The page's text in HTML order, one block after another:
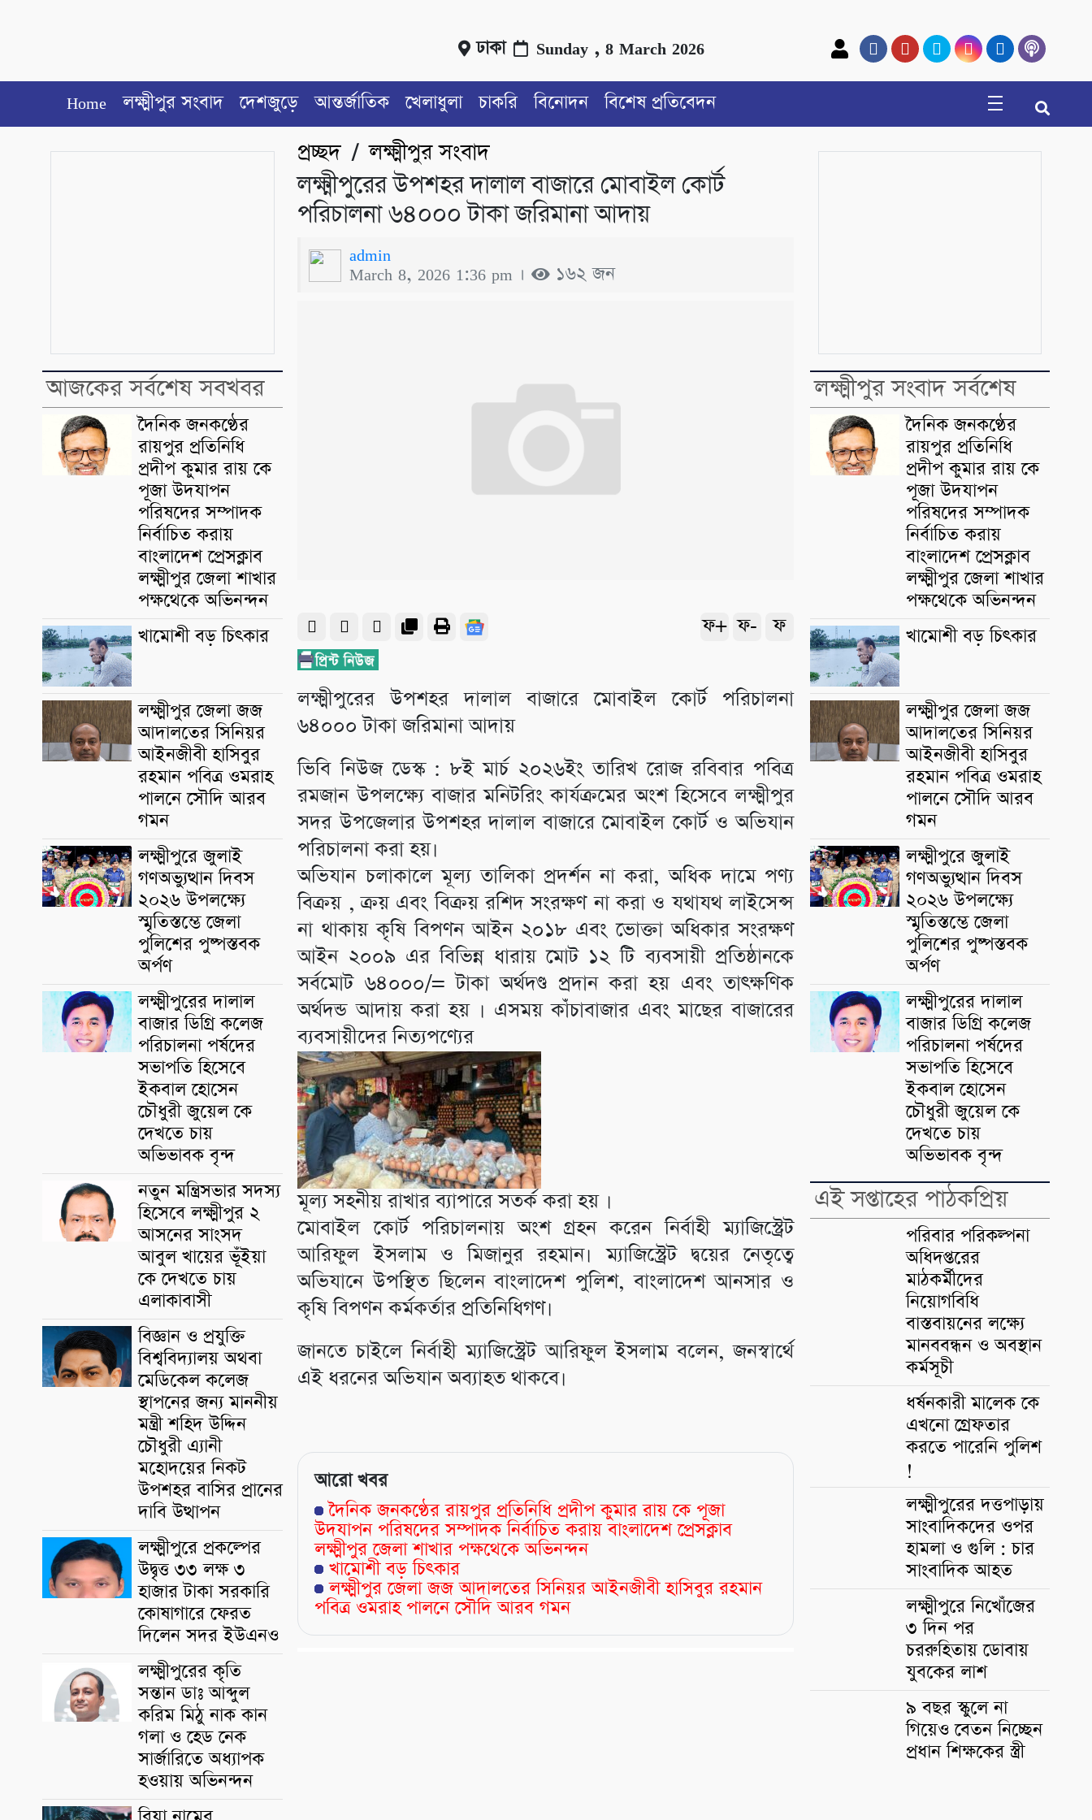
ঢাকা Sunday , 8 March 2026
Home লক্ষ্মীপুর সংবাদ দেশজুড়ে আন্তর্জাতিক খেলাধুলা চাকরি বিনোদন বিশেষ প্রতিবেদন
আজকের সর্বশেষ সবখবর
দৈনিক জনকণ্ঠের
রায়পুর প্রতিনিধি
প্রদীপ কুমার রায় কে
পূজা উদযাপন
পরিষদের সম্পাদক
নির্বাচিত করায়
বাংলাদেশ প্রেসক্লাব
লক্ষ্মীপুর জেলা শাখার
পক্ষথেকে অভিনন্দন
খামোশী বড় চিৎকার
লক্ষ্মীপুর জেলা জজ
আদালতের সিনিয়র
আইনজীবী হাসিবুর
রহমান পবিত্র ওমরাহ
পালনে সৌদি আরব
গমন
লক্ষ্মীপুরে জুলাই
গণঅভ্যুত্থান দিবস
২০২৬ উপলক্ষ্যে
স্মৃতিস্তম্ভে জেলা
পুলিশের পুষ্পস্তবক
অর্পণ
লক্ষ্মীপুরের দালাল
বাজার ডিগ্রি কলেজ
পরিচালনা পর্ষদের
সভাপতি হিসেবে
ইকবাল হোসেন
চৌধুরী জুয়েল কে
দেখতে চায়
অভিভাবক বৃন্দ
নতুন মন্ত্রিসভার সদস্য
হিসেবে লক্ষ্মীপুর ২
আসনের সাংসদ
আবুল খায়ের ভূঁইয়া
কে দেখতে চায়
এলাকাবাসী
বিজ্ঞান ও প্রযুক্তি
বিশ্ববিদ্যালয় অথবা
মেডিকেল কলেজ
স্থাপনের জন্য মাননীয়
মন্ত্রী শহিদ উদ্দিন
চৌধুরী এ্যানী
মহোদয়ের নিকট
উপশহর বাসির প্রানের
দাবি উত্থাপন
লক্ষ্মীপুরে প্রকল্পের
উদ্বৃত্ত ৩৩ লক্ষ ৩
হাজার টাকা সরকারি
কোষাগারে ফেরত
দিলেন সদর ইউএনও
লক্ষ্মীপুরের কৃতি
সন্তান ডাঃ আব্দুল
করিম মিঠু নাক কান
গলা ও হেড নেক
সার্জারিতে অধ্যাপক
হওয়ায় অভিনন্দন
প্রচ্ছদ/লক্ষ্মীপুর সংবাদ
লক্ষ্মীপুরের উপশহর দালাল বাজারে মোবাইল কোর্ট
পরিচালনা ৬৪০০০ টাকা জরিমানা আদায়
admin
March 8, 2026 1:36 pm । ১৬২ জন
ফ+ ফ- ফ
লক্ষ্মীপুরের উপশহর দালাল বাজারে মোবাইল কোর্ট পরিচালনা
৬৪০০০ টাকা জরিমানা আদায়
ভিবি নিউজ ডেস্ক : ৮ই মার্চ ২০২৬ইং তারিখ রোজ রবিবার পবিত্র
রমজান উপলক্ষ্যে বাজার মনিটরিং কার্যক্রমের অংশ হিসেবে লক্ষ্মীপুর
সদর উপজেলার উপশহর দালাল বাজারে মোবাইল কোর্ট ও অভিযান
পরিচালনা করা হয়।
অভিযান চলাকালে মূল্য তালিকা প্রদর্শন না করা, অধিক দামে পণ্য
বিক্রয় , ক্রয় এবং বিক্রয় রশিদ সংরক্ষণ না করা ও যথাযথ লাইসেন্স
না থাকায় কৃষি বিপণন আইন ২০১৮ এবং ভোক্তা অধিকার সংরক্ষণ
আইন ২০০৯ এর বিভিন্ন ধারায় মোট ১২ টি ব্যবসায়ী প্রতিষ্ঠানকে
সর্বমোট ৬৪০০০/= টাকা অর্থদণ্ড প্রদান করা হয় এবং তাৎক্ষণিক
অর্থদন্ড আদায় করা হয় । এসময় কাঁচাবাজার এবং মাছের বাজারের
ব্যবসায়ীদের নিত্যপণ্যের
মূল্য সহনীয় রাখার ব্যাপারে সতর্ক করা হয় ।
মোবাইল কোর্ট পরিচালনায় অংশ গ্রহন করেন নির্বাহী ম্যাজিস্ট্রেট
আরিফুল ইসলাম ও মিজানুর রহমান। ম্যাজিস্ট্রেট দ্বয়ের নেতৃত্বে
অভিযানে উপস্থিত ছিলেন বাংলাদেশ পুলিশ, বাংলাদেশ আনসার ও
কৃষি বিপণন কর্মকর্তার প্রতিনিধিগণ।
জানতে চাইলে নির্বাহী ম্যাজিস্ট্রেট আরিফুল ইসলাম বলেন, জনস্বার্থে
এই ধরনের অভিযান অব্যাহত থাকবে।
আরো খবর
দৈনিক জনকণ্ঠের রায়পুর প্রতিনিধি প্রদীপ কুমার রায় কে পূজা
উদযাপন পরিষদের সম্পাদক নির্বাচিত করায় বাংলাদেশ প্রেসক্লাব
লক্ষ্মীপুর জেলা শাখার পক্ষথেকে অভিনন্দন
খামোশী বড় চিৎকার
লক্ষ্মীপুর জেলা জজ আদালতের সিনিয়র আইনজীবী হাসিবুর রহমান
পবিত্র ওমরাহ পালনে সৌদি আরব গমন
লক্ষ্মীপুর সংবাদ সর্বশেষ
দৈনিক জনকণ্ঠের
রায়পুর প্রতিনিধি
প্রদীপ কুমার রায় কে
পূজা উদযাপন
পরিষদের সম্পাদক
নির্বাচিত করায়
বাংলাদেশ প্রেসক্লাব
লক্ষ্মীপুর জেলা শাখার
পক্ষথেকে অভিনন্দন
খামোশী বড় চিৎকার
লক্ষ্মীপুর জেলা জজ
আদালতের সিনিয়র
আইনজীবী হাসিবুর
রহমান পবিত্র ওমরাহ
পালনে সৌদি আরব
গমন
লক্ষ্মীপুরে জুলাই
গণঅভ্যুত্থান দিবস
২০২৬ উপলক্ষ্যে
স্মৃতিস্তম্ভে জেলা
পুলিশের পুষ্পস্তবক
অর্পণ
লক্ষ্মীপুরের দালাল
বাজার ডিগ্রি কলেজ
পরিচালনা পর্ষদের
সভাপতি হিসেবে
ইকবাল হোসেন
চৌধুরী জুয়েল কে
দেখতে চায়
অভিভাবক বৃন্দ
এই সপ্তাহের পাঠকপ্রিয়
পরিবার পরিকল্পনা
অধিদপ্তরের
মাঠকর্মীদের
নিয়োগবিধি
বাস্তবায়নের লক্ষ্যে
মানববন্ধন ও অবস্থান
কর্মসূচী
ধর্ষনকারী মালেক কে
এখনো গ্রেফতার
করতে পারেনি পুলিশ
!
লক্ষ্মীপুরের দত্তপাড়ায়
সাংবাদিকদের ওপর
হামলা ও গুলি : চার
সাংবাদিক আহত
লক্ষ্মীপুরে নিখোঁজের
৩ দিন পর
চররুহিতায় ডোবায়
যুবকের লাশ
৯ বছর স্কুলে না
গিয়েও বেতন নিচ্ছেন
প্রধান শিক্ষকের স্ত্রী